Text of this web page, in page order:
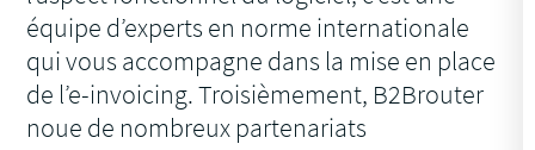
équipe d’experts en norme internationale
qui vous accompagne dans la mise en place
de l’e-invoicing. Troisièmement, B2Brouter
noue de nombreux partenariats